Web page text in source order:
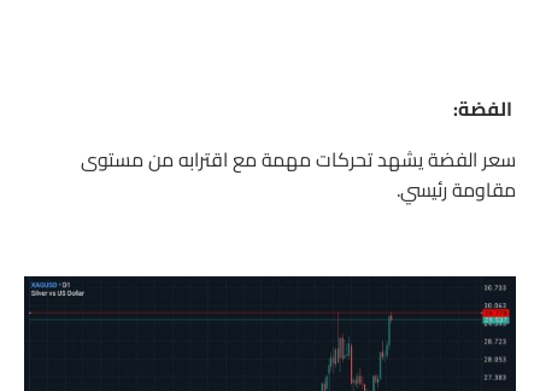
الفضة:
سعر الفضة يشهد تحركات مهمة مع اقترابه من مستوى
مقاومة رئيسي.